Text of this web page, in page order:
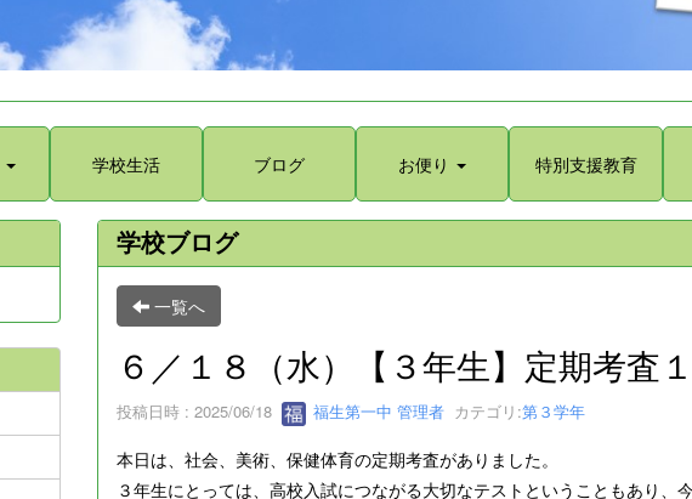
学校生活 ブログ お便り 特別支援教育
学校ブログ
一覧へ
６／１８（水）【３年生】定期考査
投稿日時 : 2025/06/18 福生第一中 管理者カテゴリ:第３学年
本日は、社会、美術、保健体育の定期考査がありました。
３年生にとっては、高校入試につながる大切なテストということもあり、